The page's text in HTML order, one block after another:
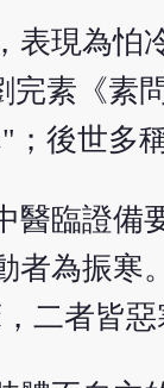
表現為怕
完素《素
後世多
醫臨證備
者為振寒
二者皆